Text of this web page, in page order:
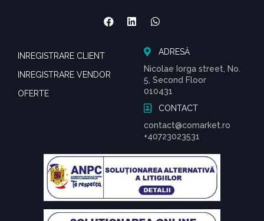
INREGISTRARE CLIENT
INREGISTRARE VENDOR
OFERTE
ADRESĂ
Nicolae Iorga street, No.
5, Second Floor
010431
CONTACT
contact@comarket.ro
+40723023531